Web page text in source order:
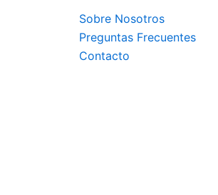
Sobre Nosotros
Preguntas Frecuentes
Contacto